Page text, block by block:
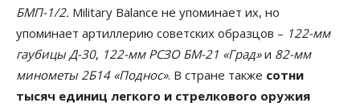
БМП-1/2. Military Balance не упоминает их, но
упоминает артиллерию советских образцов – 122-мм
гаубицы Д-30, 122-мм РСЗО БМ-21 «Град»и 82-мм
минометы 2Б14 «Поднос». В стране также сотни
тысяч единиц легкого и стрелкового оружия